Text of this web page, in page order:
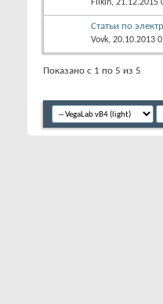
Filkin, 21.12.2015
Статьи по
Vovk, 20.10.2013